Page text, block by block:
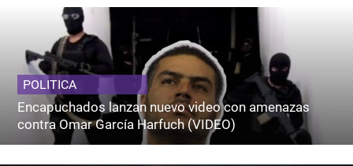
POLITICA
Encapuchados lanzan nuevo video con amenazas
contra Omar García Harfuch (VIDEO)